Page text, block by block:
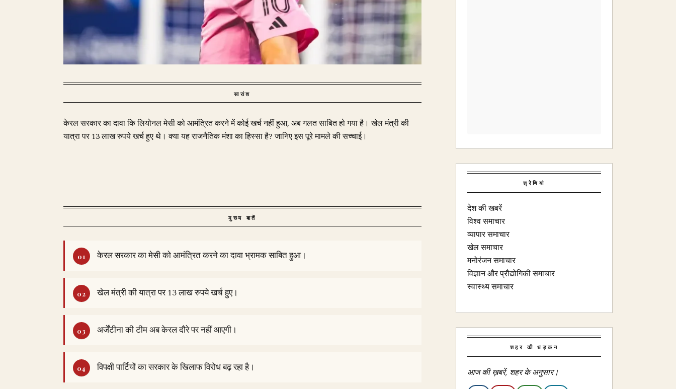
सारांश
केरल सरकार का दावा कि लियोनल मेसी को आमंत्रित करने में कोई खर्च नहीं हुआ, अब गलत साबित हो गया है। खेल मंत्री की
यात्रा पर 13 लाख रुपये खर्च हुए थे। क्या यह राजनैतिक मंशा का हिस्सा है? जानिए इस पूरे मामले की सच्चाई।
मुख्य बातें
केरल सरकार का मेसी को आमंत्रित करने का दावा भ्रामक साबित हुआ।
खेल मंत्री की यात्रा पर 13 लाख रुपये खर्च हुए।
अर्जेंटीना की टीम अब केरल दौरे पर नहीं आएगी।
विपक्षी पार्टियों का सरकार के खिलाफ विरोध बढ़ रहा है।
श्रेणियां
देश की खबरें
विश्व समाचार
व्यापार समाचार
खेल समाचार
मनोरंजन समाचार
विज्ञान और प्रौद्योगिकी समाचार
स्वास्थ्य समाचार
शहर की धड़कन
आज की ख़बरें, शहर के अनुसार।